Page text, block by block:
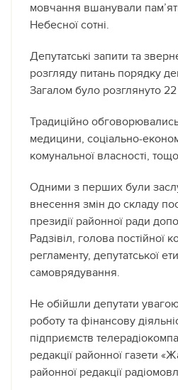
мовчання вшанували
Небесної сотні.
Депутатські запити та
розгляду питань порядку
Загалом було розглянуто
Традиційно
медицини, соціально-
комунальної власності,
Одними з перших були
внесення змін до складу
президії районної ради
Радзівіл, голова постійної
регламенту, депутатської
самоврядування.
Не обійшли депутати
роботу та фінансову
підприємств
редакції районної газети
районної редакції